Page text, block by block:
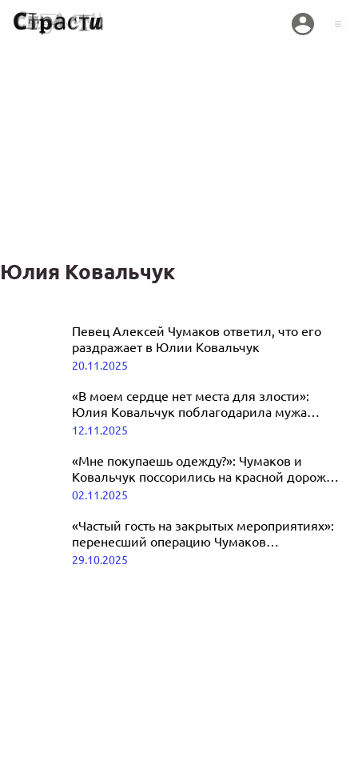
Юлия Ковальчук
«Леша такой! Ему было смешно»:
Бондарчук высказалась о громком
интервью Чумакова про жену
Певец Алексей Чумаков ответил, что его
раздражает в Юлии Ковальчук
20.11.2025
«В моем сердце нет места для злости»:
Юлия Ковальчук поблагодарила мужа
Алексея Чумакова в свой день рождения
12.11.2025
«Мне покупаешь одежду?»: Чумаков и
Ковальчук поссорились на красной дорожке
премии
02.11.2025
«Частый гость на закрытых мероприятиях»:
перенесший операцию Чумаков
запрашивает миллионы за корпоративы
29.10.2025